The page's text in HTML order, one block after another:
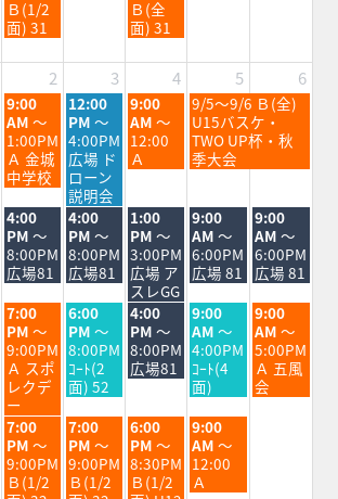
8
月
26th
2026
Ｂ(1/2
面) 31
8
月
28th
2026
Ｂ(全
面) 31
2 3 4 5 6
水
曜
日,
9
月
2nd
2026
9:00
AM ～
1:00PM
Ａ 金城
中学校
木
曜
日,
9
月
3rd
2026
12:00
PM ～
4:00PM
広場 ド
ローン
説明会
金
曜
日,
9
月
2026
9:00
AM ～
12:00
Ａ
土
曜
日,
9
月
2026
9/5～9/6 Ｂ(全)
U15バスケ・
TWO UP杯・秋
季大会
水
曜
日,
9
月
2nd
2026
4:00
PM ～
8:00PM
広場81
木
曜
日,
9
月
3rd
2026
4:00
PM ～
8:00PM
広場81
金
曜
日,
9
月
4th
2026
1:00
PM ～
3:00PM
広場 ア
スレGG
土
曜
日,
9
月
5th
2026
9:00
AM ～
6:00PM
広場 81
日
曜
日,
9
月
6th
2026
9:00
AM ～
6:00PM
広場 81
水
曜
日,
9
月
2nd
2026
7:00
PM ～
9:00PM
Ａ スポ
レクデ
ー
木
曜
日,
9
月
3rd
2026
6:00
PM ～
8:00PM
ｺｰﾄ(2
面) 52
金
曜
日,
9
月
2026
4:00
PM ～
8:00PM
広場81
土
曜
日,
9
月
5th
2026
9:00
AM ～
4:00PM
ｺｰﾄ(4
面)
日
曜
日,
9
月
6th
9:00
AM ～
5:00PM
Ａ 五風
会
水
曜
日,
9
7:00
PM ～
9:00PM
Ｂ(1/2
木
曜
日,
9
7:00
PM ～
9:00PM
Ｂ(1/2
金
曜
日,
9
6:00
PM ～
8:30PM
Ｂ(1/2
土
曜
日,
9
9:00
AM ～
12:00
Ａ